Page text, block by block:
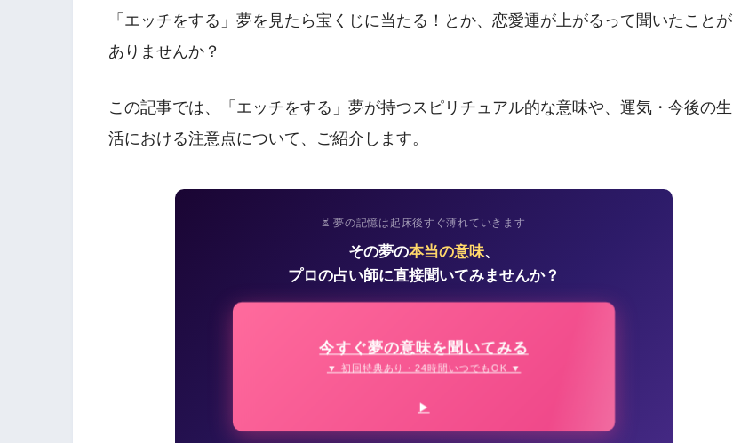
「エッチをする」夢を見たら宝くじに当たる！とか、恋愛運が上がるって聞いたことが
ありませんか？
この記事では、「エッチをする」夢が持つスピリチュアル的な意味や、運気・今後の生
活における注意点について、ご紹介します。
⏳ 夢の記憶は起床後すぐ薄れていきます
その夢の本当の意味、
プロの占い師に直接聞いてみませんか？
今すぐ夢の意味を聞いてみる
▼ 初回特典あり・24時間いつでもOK ▼